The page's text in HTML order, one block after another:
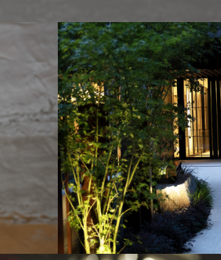
/ モデルルーム
/ 住宅品質
ジェンテプラス
/資産性
成後販売
ほどに、美しくなる。